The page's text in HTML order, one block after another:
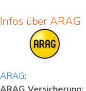
Infos über ARAG
ARAG: